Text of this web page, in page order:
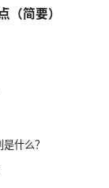
（简要）
什么？